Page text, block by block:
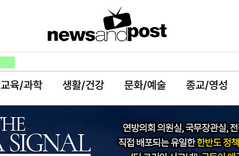
교육/과학 생활/건강 문화/예술 종교/영성